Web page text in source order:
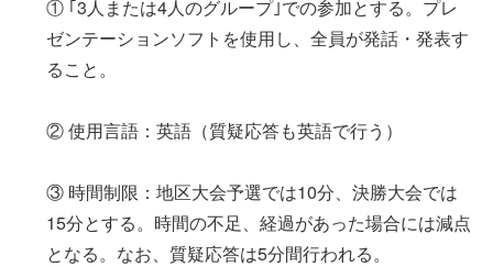
① ｢3人または4人のグループ｣での参加とする。プレ
ゼンテーションソフトを使用し、全員が発話・発表す
ること。
② 使用言語：英語（質疑応答も英語で行う）
③ 時間制限：地区大会予選では10分、決勝大会では
15分とする。時間の不足、経過があった場合には減点
となる。なお、質疑応答は5分間行われる。